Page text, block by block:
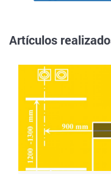
Artículos